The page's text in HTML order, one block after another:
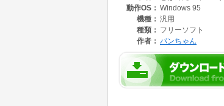
動作OS： Windows 95
機種： 汎用
種類： フリーソフト
作者： パンちゃん